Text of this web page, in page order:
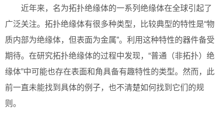
近年来，名为拓扑绝缘体的一系列绝缘体在全球引起了
广泛关注。拓扑绝缘体有很多种类型，比较典型的特性是“物
质内部为绝缘体，但表面为金属”。利用这种特性的器件备受
期待。在研究拓扑绝缘体的过程中发现，“普通（非拓扑）绝
缘体”中可能也存在表面和角具备有趣特性的类型。然而，此
前一直未能找到具体的例子，也不清楚如何找到它们的规
则。